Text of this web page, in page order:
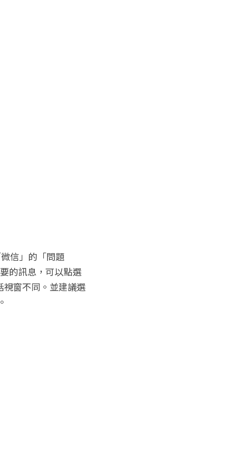
信」的「問題
的訊息，可以點選
視窗不同。並建議選